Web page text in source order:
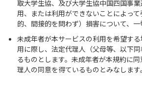
取大学生協、及び大学生協中国四国事
用、または利用ができないことによっ
的、間接的を問わず）損害について、一
未成年者が本サービスの利用を希望す
用に際し、法定代理人（父母等、以下
るものとします。未成年者が本規約に
理人の同意を得ているものとみなします。